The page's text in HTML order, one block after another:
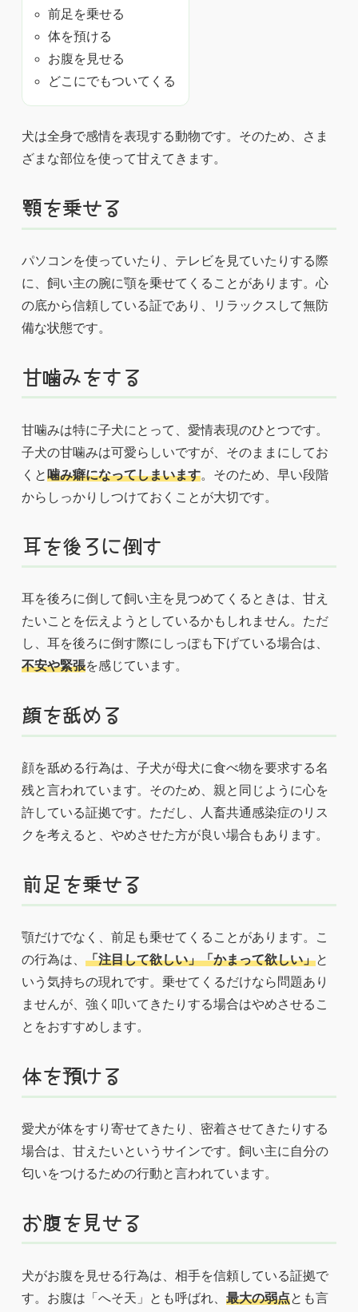
前足を乗せる
体を預ける
お腹を見せる
どこにでもついてくる
犬は全身で感情を表現する動物です。そのため、さま
ざまな部位を使って甘えてきます。
顎を乗せる
パソコンを使っていたり、テレビを見ていたりする際
に、飼い主の腕に顎を乗せてくることがあります。心
の底から信頼している証であり、リラックスして無防
備な状態です。
甘噛みをする
甘噛みは特に子犬にとって、愛情表現のひとつです。
子犬の甘噛みは可愛らしいですが、そのままにしてお
くと噛み癖になってしまいます。そのため、早い段階
からしっかりしつけておくことが大切です。
耳を後ろに倒す
耳を後ろに倒して飼い主を見つめてくるときは、甘え
たいことを伝えようとしているかもしれません。ただ
し、耳を後ろに倒す際にしっぽも下げている場合は、
不安や緊張を感じています。
顔を舐める
顔を舐める行為は、子犬が母犬に食べ物を要求する名
残と言われています。そのため、親と同じように心を
許している証拠です。ただし、人畜共通感染症のリス
クを考えると、やめさせた方が良い場合もあります。
前足を乗せる
顎だけでなく、前足も乗せてくることがあります。こ
の行為は、 「注目して欲しい」「かまって欲しい」と
いう気持ちの現れです。乗せてくるだけなら問題あり
ませんが、強く叩いてきたりする場合はやめさせるこ
とをおすすめします。
体を預ける
愛犬が体をすり寄せてきたり、密着させてきたりする
場合は、甘えたいというサインです。飼い主に自分の
匂いをつけるための行動と言われています。
お腹を見せる
犬がお腹を見せる行為は、相手を信頼している証拠で
す。お腹は「へそ天」とも呼ばれ、 最大の弱点とも言